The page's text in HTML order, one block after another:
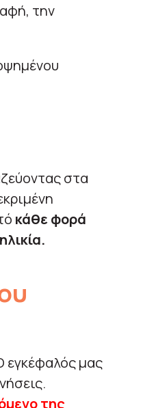
την
στα
κάθε φορά
εγκέφαλός μας
της